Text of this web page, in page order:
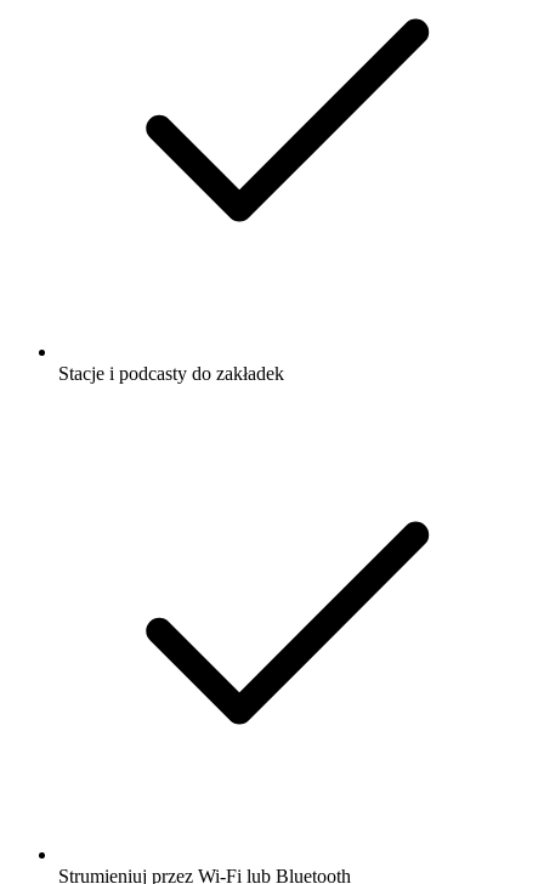
Stacje i podcasty do zakładek
Strumieniuj przez Wi-Fi lub Bluetooth